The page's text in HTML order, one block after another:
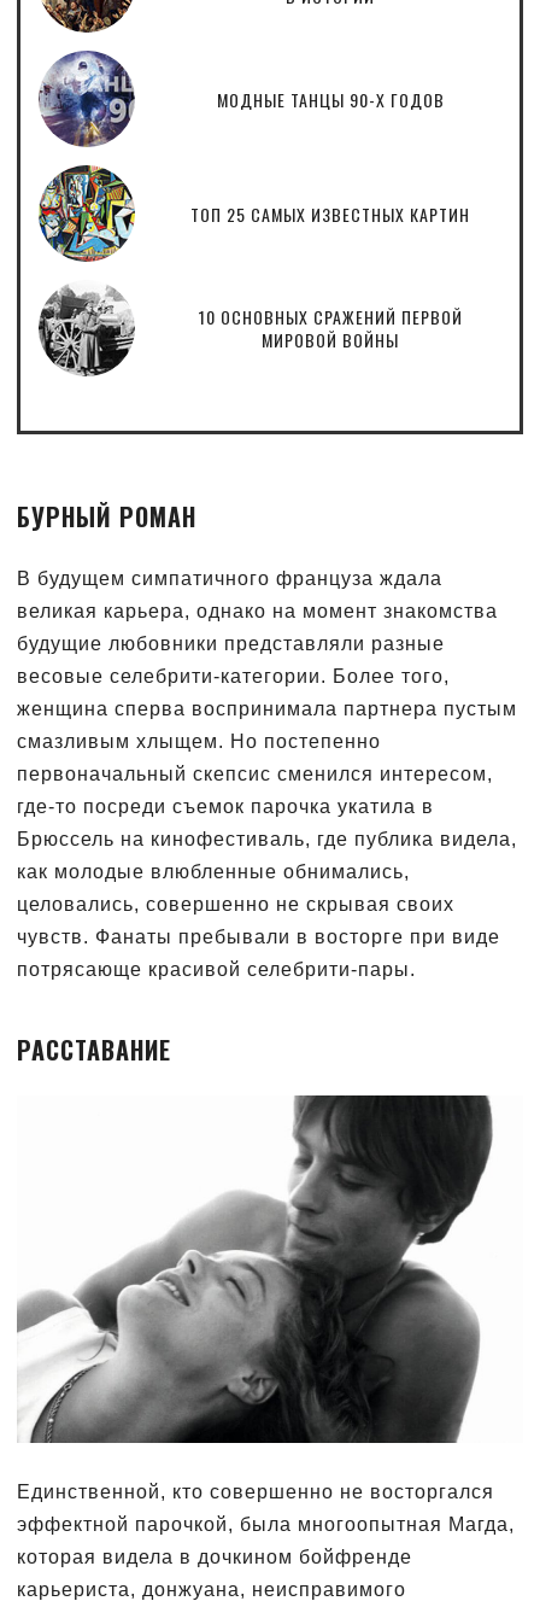
МОДНЫЕ ТАНЦЫ 90-Х ГОДОВ
ТОП 25 САМЫХ ИЗВЕСТНЫХ КАРТИН
10 ОСНОВНЫХ СРАЖЕНИЙ ПЕРВОЙ
МИРОВОЙ ВОЙНЫ
БУРНЫЙ РОМАН
В будущем симпатичного француза ждала
великая карьера, однако на момент знакомства
будущие любовники представляли разные
весовые селебрити-категории. Более того,
женщина сперва воспринимала партнера пустым
смазливым хлыщем. Но постепенно
первоначальный скепсис сменился интересом,
где-то посреди съемок парочка укатила в
Брюссель на кинофестиваль, где публика видела,
как молодые влюбленные обнимались,
целовались, совершенно не скрывая своих
чувств. Фанаты пребывали в восторге при виде
потрясающе красивой селебрити-пары.
РАССТАВАНИЕ
Единственной, кто совершенно не восторгался
эффектной парочкой, была многоопытная Магда,
которая видела в дочкином бойфренде
карьериста, донжуана, неисправимого